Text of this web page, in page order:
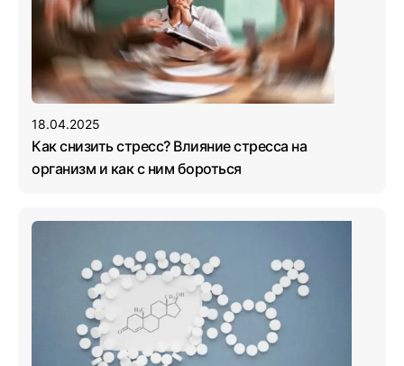
18.04.2025
Как снизить стресс? Влияние стресса на
организм и как с ним бороться